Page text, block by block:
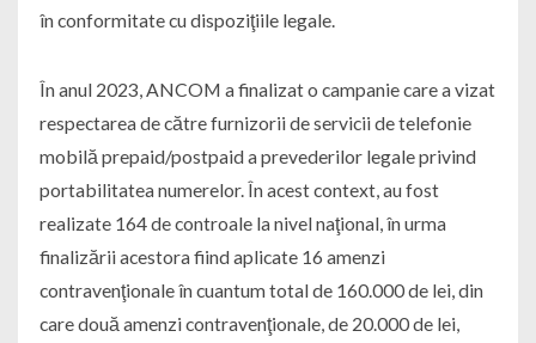
în conformitate cu dispoziţiile legale.
În anul 2023, ANCOM a finalizat o campanie care a vizat
respectarea de către furnizorii de servicii de telefonie
mobilă prepaid/postpaid a prevederilor legale privind
portabilitatea numerelor. În acest context, au fost
realizate 164 de controale la nivel naţional, în urma
finalizării acestora fiind aplicate 16 amenzi
contravenţionale în cuantum total de 160.000 de lei, din
care două amenzi contravenţionale, de 20.000 de lei,